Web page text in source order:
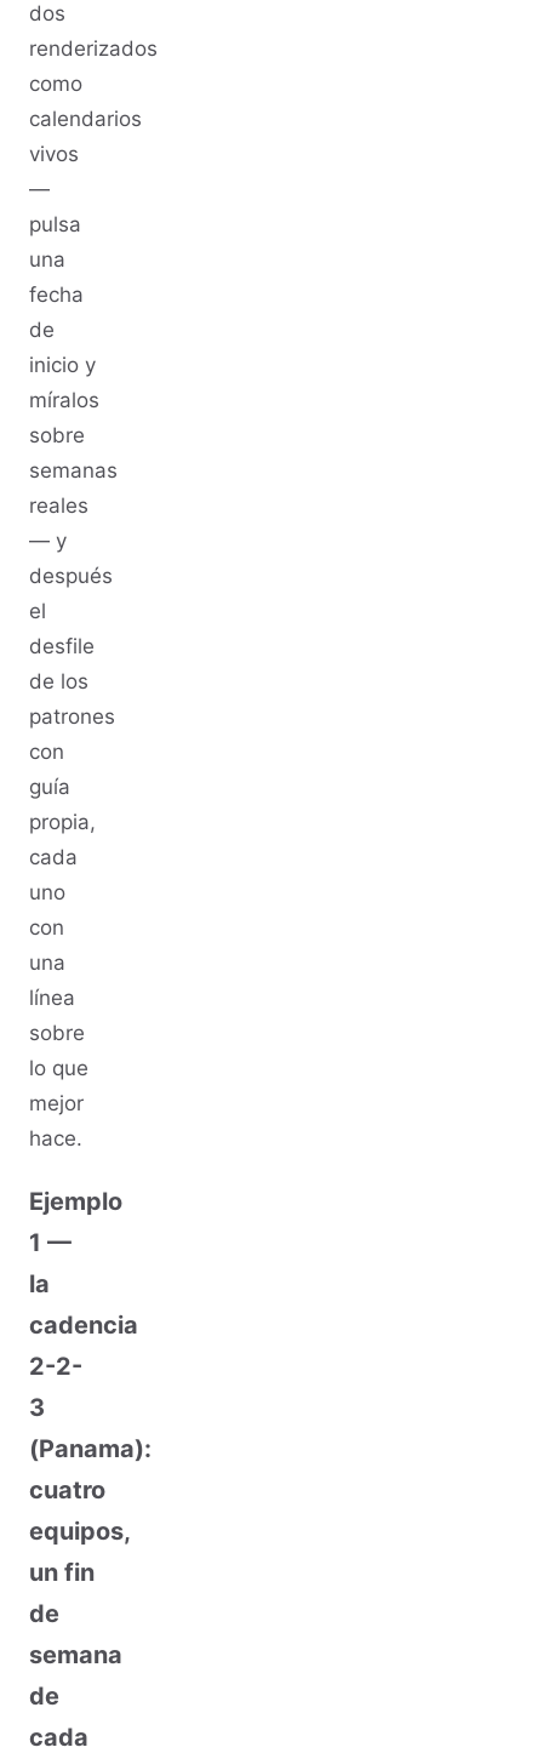
dos
renderizados
como
calendarios
vivos
—
pulsa
una
fecha
de
inicio y
míralos
sobre
semanas
reales
— y
después
el
desfile
de los
patrones
con
guía
propia,
cada
uno
con
una
línea
sobre
lo que
mejor
hace.
Ejemplo
1 —
la
cadencia
2-2-
3
(Panama):
cuatro
equipos,
un fin
de
semana
de
cada